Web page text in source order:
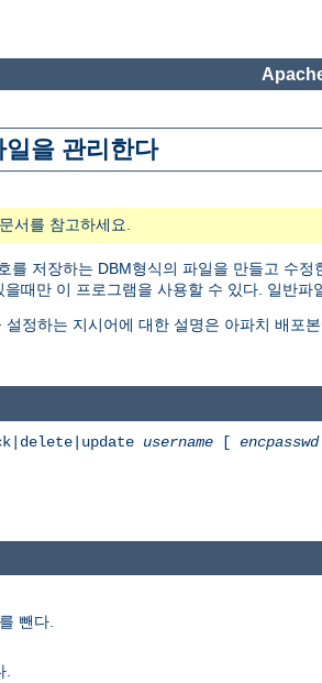
을 관리한다
서를 참고하세요.
저장하는 DBM형식의 파일을 만들고 수정
때만 이 프로그램을 사용할 수 있다. 일반파
설정하는 지시어에 대한 설명은 아파치 배포
username [ encpasswd
뺀다.